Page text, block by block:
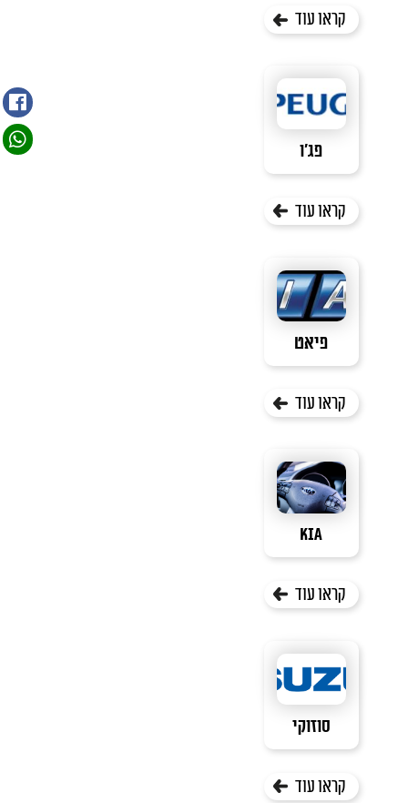
קראו עוד
פג'ו
קראו עוד
פיאט
קראו עוד
KIA
קראו עוד
סוזוקי
קראו עוד